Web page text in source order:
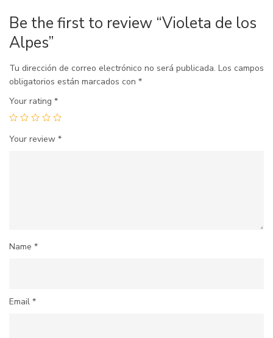
Be the first to review “Violeta de los
Alpes”
Tu dirección de correo electrónico no será publicada. Los campos
obligatorios están marcados con *
Your rating *
Your review *
Name *
Email *